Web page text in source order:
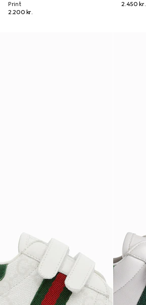
Print
2.200 kr.
2.450 kr.